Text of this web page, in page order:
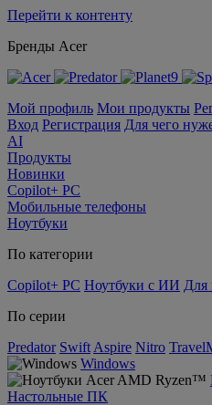
Перейти к контенту
Бренды Acer
Мой профиль Мои продукты
Вход Регистрация Для чего
AI
Продукты
Новинки
Copilot+ PC
Мобильные телефоны
Ноутбуки
По категории
Copilot+ PC Ноутбуки с ИИ Для
По серии
Predator Swift Aspire Nitro
Windows
Настольные ПК